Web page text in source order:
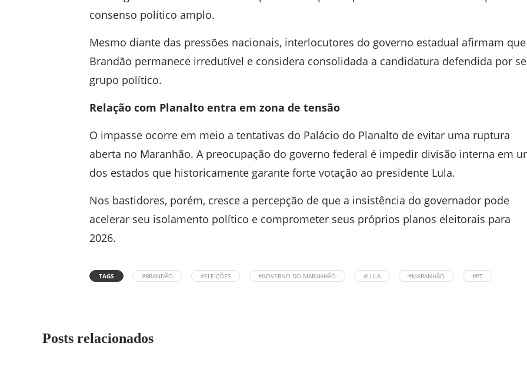
consenso político amplo.
Mesmo diante das pressões nacionais, interlocutores do governo estadual afirmam que
Brandão permanece irredutível e considera consolidada a candidatura defendida por
grupo político.
Relação com Planalto entra em zona de tensão
O impasse ocorre em meio a tentativas do Palácio do Planalto de evitar uma ruptura
aberta no Maranhão. A preocupação do governo federal é impedir divisão interna em
dos estados que historicamente garante forte votação ao presidente Lula.
Nos bastidores, porém, cresce a percepção de que a insistência do governador pode
acelerar seu isolamento político e comprometer seus próprios planos eleitorais para
2026.
TAGS #BRANDÃO #ELEIÇÕES #GOVERNO DO MARANHÃO #LULA #MARANHÃO #PT
Posts relacionados